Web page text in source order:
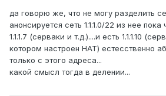
да говорю же, что не могу разделить
анонсируется сеть 1.1.1.0/22 из нее пока
1.1.1.7 (серваки и т.д.)....и есть 1.1.1.10
котором настроен НАТ) естесственно
только с этого адреса...
какой смысл тогда в делении...